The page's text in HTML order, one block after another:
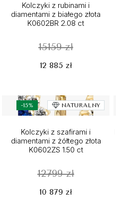
Kolczyki z rubinami i
diamentami z białego złota
K0602BR 2.08 ct
15159 zł
12 885 zł
-15% NATURALNY
Kolczyki z szafirami i
diamentami z żółtego złota
K0602ZS 1.50 ct
12799 zł
10 879 zł